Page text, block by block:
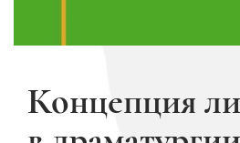
Концепция